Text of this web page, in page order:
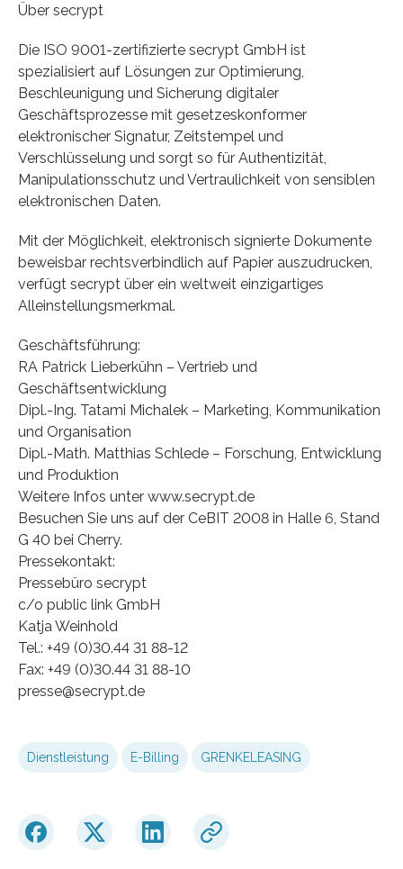
Über secrypt
Die ISO 9001-zertifizierte secrypt GmbH ist
spezialisiert auf Lösungen zur Optimierung,
Beschleunigung und Sicherung digitaler
Geschäftsprozesse mit gesetzeskonformer
elektronischer Signatur, Zeitstempel und
Verschlüsselung und sorgt so für Authentizität,
Manipulationsschutz und Vertraulichkeit von sensiblen
elektronischen Daten.
Mit der Möglichkeit, elektronisch signierte Dokumente
beweisbar rechtsverbindlich auf Papier auszudrucken,
verfügt secrypt über ein weltweit einzigartiges
Alleinstellungsmerkmal.
Geschäftsführung:
RA Patrick Lieberkühn – Vertrieb und
Geschäftsentwicklung
Dipl.-Ing. Tatami Michalek – Marketing, Kommunikation
und Organisation
Dipl.-Math. Matthias Schlede – Forschung, Entwicklung
und Produktion
Weitere Infos unter www.secrypt.de
Besuchen Sie uns auf der CeBIT 2008 in Halle 6, Stand
G 40 bei Cherry.
Pressekontakt:
Pressebüro secrypt
c/o public link GmbH
Katja Weinhold
Tel.: +49 (0)30.44 31 88-12
Fax: +49 (0)30.44 31 88-10
presse@secrypt.de
Dienstleistung E-Billing GRENKELEASING